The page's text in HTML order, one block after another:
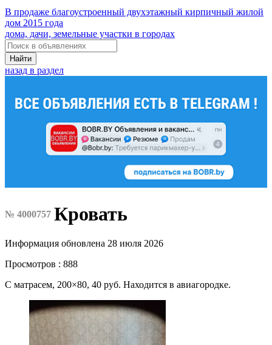
В продаже благоустроенный двухэтажный кирпичный жилой
дом 2015 года
дома, дачи, земельные участки в городах
Найти
назад в раздел
№ 4000757 Кровать
Информация обновлена 28 июля 2026
Просмотров : 888
С матрасем, 200×80, 40 руб. Находится в авиагородке.